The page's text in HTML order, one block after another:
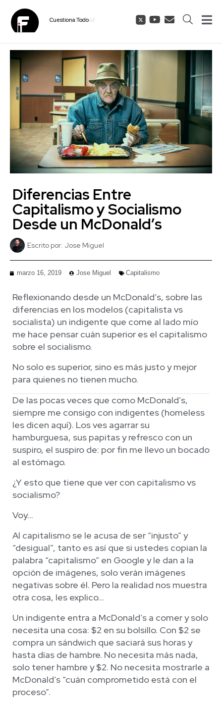
CuestionaTodo
Diferencias Entre
Capitalismo y Socialismo
Desde un McDonald’s
Escrito por: Jose Miguel
marzo 16, 2019 Jose Miguel Capitalismo
Reflexionando desde un McDonald’s, sobre las
diferencias en los modelos (capitalista vs
socialista) un indigente que come al lado mío
me hace pensar cuán superior es el capitalismo
sobre el socialismo.
No solo es superior, sino es más justo y mejor
para quienes no tienen mucho.
De las pocas veces que como McDonald’s,
siempre me consigo con indigentes (homeless
les dicen aquí). Los ves agarrar su
hamburguesa, sus papitas y refresco con un
suspiro, el suspiro de: por fin me llevo un bocado
al estómago.
¿Y esto que tiene que ver con capitalismo vs
socialismo?
Voy…
Al capitalismo se le acusa de ser “injusto” y
“desigual”, tanto es así que si ustedes copian la
palabra “capitalismo” en Google y le dan a la
opción de imágenes, solo verán imágenes
negativas sobre él. Pero la realidad nos muestra
otra cosa, les explico…
Un indigente entra a McDonald’s a comer y solo
necesita una cosa: $2 en su bolsillo. Con $2 se
compra un sándwich que saciará sus horas y
hasta días de hambre. No necesita más nada,
solo tener hambre y $2. No necesita mostrarle a
McDonald’s “cuán comprometido está con el
proceso”.